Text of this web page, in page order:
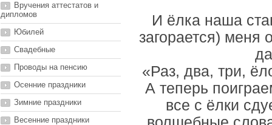
Вручения аттестатов и
дипломов
Юбилей
Свадебные
Проводы на пенсию
Осенние праздники
Зимние праздники
Весенние праздники
И ёлка наша
загорается)
«Раз, два, три,
А теперь
все с ёлки